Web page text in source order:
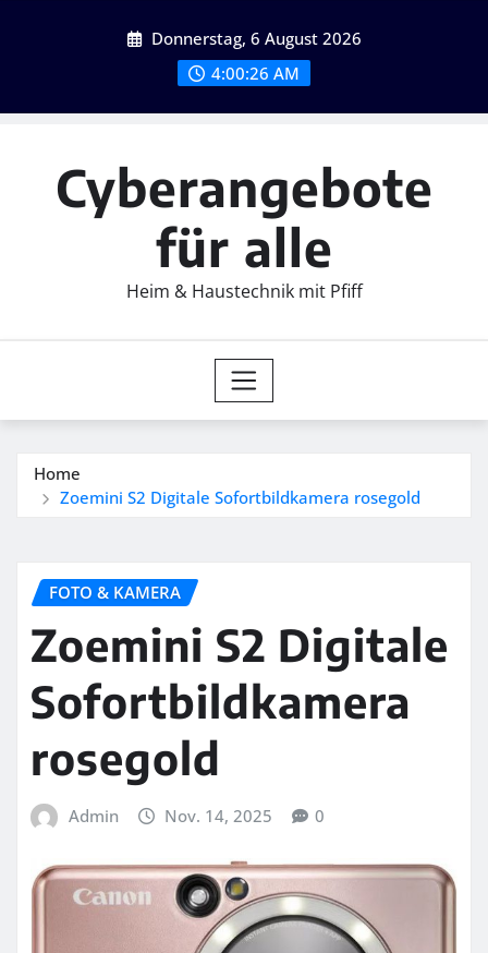
Donnerstag, 6 August 2026
4:00:28 AM
Cyberangebote
für alle
Heim & Haustechnik mit Pfiff
Home
Zoemini S2 Digitale Sofortbildkamera rosegold
FOTO & KAMERA
Zoemini S2 Digitale
Sofortbildkamera
rosegold
Admin Nov. 14, 2025 0